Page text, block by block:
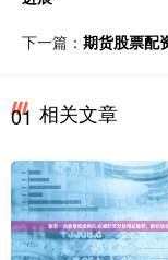
下一篇： 期货股票配
01 相关文章